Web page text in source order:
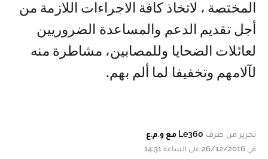
المختصة ، لاتخاذ كافة الاجراءات اللازمة من
أجل تقديم الدعم والمساعدة الضروريين
لعائلات الضحايا وللمصابين، مشاطرة منه
لآلامهم وتخفيفا لما ألم بهم.
تحرير من طرف Le360 مع و.م.ع
في 26/12/2016 على الساعة 14:31